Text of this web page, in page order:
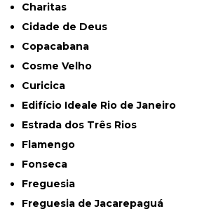
Charitas
Cidade de Deus
Copacabana
Cosme Velho
Curicica
Edifício Ideale Rio de Janeiro
Estrada dos Três Rios
Flamengo
Fonseca
Freguesia
Freguesia de Jacarepaguá